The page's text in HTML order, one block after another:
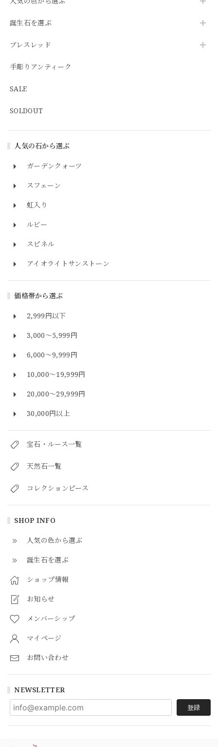
誕生石を選ぶ
ブレスレッド
手彫りアンティーク
SALE
SOLDOUT
人気の石から選ぶ
ガーデンクォーツ
スフェーン
虹入り
ルビー
スピネル
アイオライトサンストーン
価格帯から選ぶ
2,999円以下
3,000～5,999円
6,000～9,999円
10,000～19,999円
20,000～29,999円
30,000円以上
宝石・ルース一覧
天然石一覧
コレクションピース
SHOP INFO
人気の色から選ぶ
誕生石を選ぶ
ショップ情報
お知らせ
メンバーシップ
マイページ
お問い合わせ
NEWSLETTER
登録